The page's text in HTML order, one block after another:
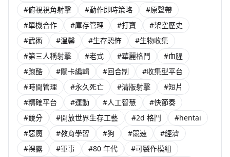
#俯視視角射擊 #動作即時策略
#原聲帶
#單機合作
#庫存管理 #打寶
#架空歷史
#武術
#溫馨 #生存恐怖
#生物收集
#第三人稱射擊
#老式 #華麗格鬥
#血腥
#跑酷
#關卡編輯 #回合制
#收集型平台
#時間管理
#永久死亡 #清版射擊
#短片
#精確平台
#運動 #人工智慧
#快節奏
#競分
#開放世界生存工藝 #2d 格鬥
#hentai
#惡魔
#教育學習 #狗 #競速
#經濟
#裸露
#軍事 #80 年代
#可製作模組